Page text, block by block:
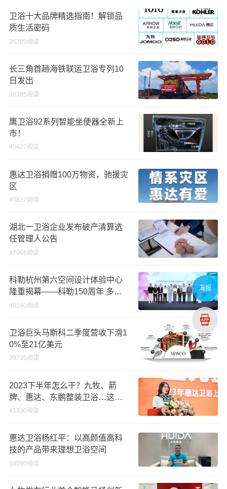
卫浴十大品牌精选指南！解锁品
质生活密码
26209阅读
长三角首趟海铁联运卫浴专列10
日发出
39395阅读
鹰卫浴92系列智能坐便器全新上
市！
40427阅读
惠达卫浴捐赠100万物资，驰援灾
区
40837阅读
湖北一卫浴企业发布破产清算选
任管理人公告
37066阅读
科勒杭州第六空间设计体验中心
隆重揭幕——科勒150周年 多维
诠释优雅生活美学
40190阅读
卫浴巨头马斯科二季度营收下滑1
0%至21亿美元
39735阅读
2023下半年怎么干？九牧、箭
牌、惠达、东鹏整装卫浴…这样
说
41330阅读
惠达卫浴杨红平：以高颜值高科
技的产品带来理想卫浴空间
38090阅读
海报